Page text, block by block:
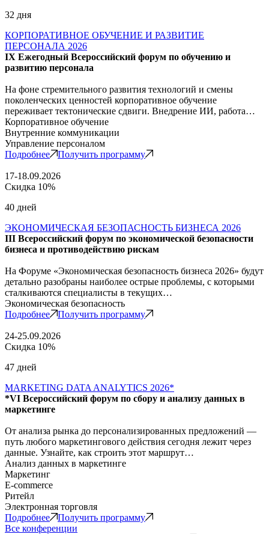
32 дня
КОРПОРАТИВНОЕ ОБУЧЕНИЕ И РАЗВИТИЕ
ПЕРСОНАЛА 2026
IX Ежегодный Всероссийский форум по обучению и
развитию персонала
На фоне стремительного развития технологий и смены
поколенческих ценностей корпоративное обучение
переживает тектонические сдвиги. Внедрение ИИ, работа…
Корпоративное обучение
Внутренние коммуникации
Управление персоналом
Подробнее
Получить программу
17-18.09.2026
Скидка 10%
40 дней
ЭКОНОМИЧЕСКАЯ БЕЗОПАСНОСТЬ БИЗНЕСА 2026
III Всероссийский форум по экономической безопасности
бизнеса и противодействию рискам
На Форуме «Экономическая безопасность бизнеса 2026» будут
детально разобраны наиболее острые проблемы, с которыми
сталкиваются специалисты в текущих…
Экономическая безопасность
Подробнее
Получить программу
24-25.09.2026
Скидка 10%
47 дней
MARKETING DATA ANALYTICS 2026*
*VI Всероссийский форум по сбору и анализу данных в
маркетинге
От анализа рынка до персонализированных предложений —
путь любого маркетингового действия сегодня лежит через
данные. Узнайте, как строить этот маршрут…
Анализ данных в маркетинге
Маркетинг
E-commerce
Ритейл
Электронная торговля
Подробнее
Получить программу
Все конференции